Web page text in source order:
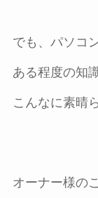
でも、パソコ
ある程度の知
こんなに素晴
オーナー様の